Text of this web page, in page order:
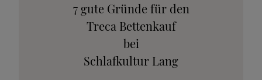
Stoffkollektion anfordern
Telefonische Beratung anfordern
Angebot anfordern
7 gute Gründe für den
Treca Bettenkauf
bei
Schlafkultur Lang